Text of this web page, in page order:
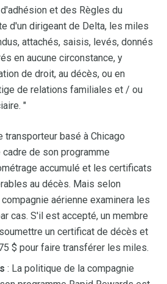
et des Règles du
d'un dirigeant de Delta, les miles
attachés, saisis, levés, donnés
en aucune circonstance, y
de droit, au décès, ou en
de relations familiales et / ou
"
transporteur basé à Chicago
de son programme
accumulé et les certificats
au décès. Mais selon
aérienne examinera les
cas. S'il est accepté, un membre
un certificat de décès et
$ pour faire transférer les miles.
: La politique de la compagnie